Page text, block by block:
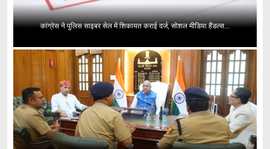
कांग्रेस ने पुलिस साइबर सेल में शिकायत कराई दर्ज, सोशल मीडिया हैंडल्स...